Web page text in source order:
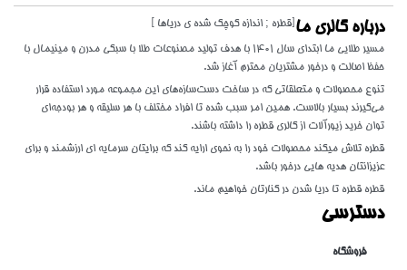
درباره گالری ما [قطره ; اندازه کوچک شده ی دریاها ]
مسیر طلایی ما ابتدای سال 1401 با هدف تولید مصنوعات طلا با سبکی مدرن و مینیمال با
حفظ اصالت و درخور مشتریان محترم آغاز شد.
تنوع محصولات و متعلقاتی که در ساخت دست‌سازه‌های این مجموعه مورد استفاده قرار
می‌گیرند بسیار بالاست. همین امر سبب شده تا افراد مختلف با هر سلیقه و هر بودجه‌ای
توان خرید زیورآلات از گالری قطره را داشته باشند.
قطره تلاش میکند محصولات خود را به نحوی ارایه کند که برایتان سرمایه ای ارزشمند و برای
عزیزانتان هدیه هایی درخور باشد.
قطره قطره تا دریا شدن در کنارتان خواهیم ماند.
دسترسی
فروشگاه